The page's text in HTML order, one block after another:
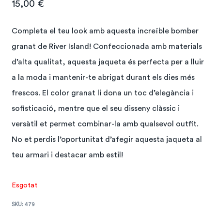
15,00 €
Completa el teu look amb aquesta increïble bomber
granat de River Island! Confeccionada amb materials
d’alta qualitat, aquesta jaqueta és perfecta per a lluir
a la moda i mantenir-te abrigat durant els dies més
frescos. El color granat li dona un toc d’elegància i
sofisticació, mentre que el seu disseny clàssic i
versàtil et permet combinar-la amb qualsevol outfit.
No et perdis l’oportunitat d’afegir aquesta jaqueta al
teu armari i destacar amb estil!
Esgotat
SKU: 479